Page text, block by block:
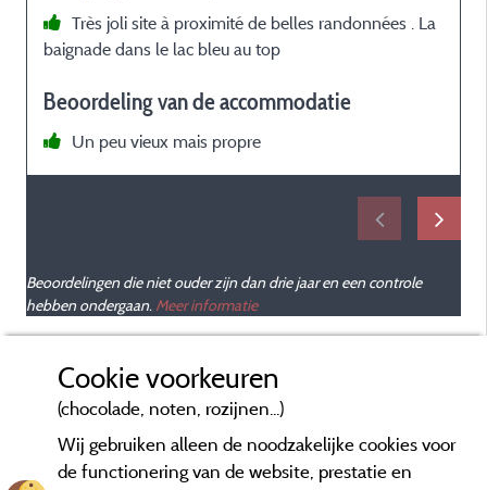
Très joli site à proximité de belles randonnées . La
baignade dans le lac bleu au top
Beoordeling van de accommodatie
Un peu vieux mais propre
Beoordelingen die niet ouder zijn dan drie jaar en een controle
hebben ondergaan. Meer informatie
Cookie voorkeuren
(chocolade, noten, rozijnen...)
Wij gebruiken alleen de noodzakelijke cookies voor
de functionering van de website, prestatie en